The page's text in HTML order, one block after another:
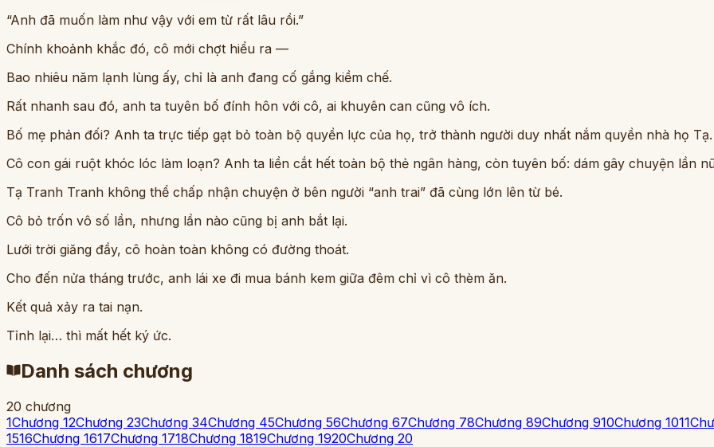
“Anh đã muốn làm như vậy với em từ rất lâu rồi.”
Chính khoảnh khắc đó, cô mới chợt hiểu ra —
Bao nhiêu năm lạnh lùng ấy, chỉ là anh đang cố gắng kiềm chế.
Rất nhanh sau đó, anh ta tuyên bố đính hôn với cô, ai khuyên can cũng vô ích.
Bố mẹ phản đối? Anh ta trực tiếp gạt bỏ toàn bộ quyền lực của họ, trở thành người duy nhất nắm quyền nhà họ Tạ.
Cô con gái ruột khóc lóc làm loạn? Anh ta liền cắt hết toàn bộ thẻ ngân hàng, còn tuyên bố: dám gây chuyện lần
Tạ Tranh Tranh không thể chấp nhận chuyện ở bên người “anh trai” đã cùng lớn lên từ bé.
Cô bỏ trốn vô số lần, nhưng lần nào cũng bị anh bắt lại.
Lưới trời giăng đầy, cô hoàn toàn không có đường thoát.
Cho đến nửa tháng trước, anh lái xe đi mua bánh kem giữa đêm chỉ vì cô thèm ăn.
Kết quả xảy ra tai nạn.
Tỉnh lại… thì mất hết ký ức.
Danh sách chương
20 chương
1Chương 12Chương 23Chương 34Chương 45Chương 56Chương 67Chương 78Chương 89Chương 910Chương 1011
1516Chương 1617Chương 1718Chương 1819Chương 1920Chương 20